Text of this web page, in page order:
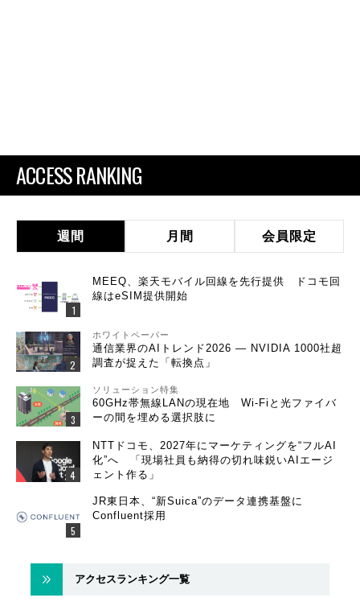
ACCESS RANKING
週間 月間 会員限定
MEEQ、楽天モバイル回線を先行提供 ドコモ回
線はeSIM提供開始
ホワイトペーパー
通信業界のAIトレンド2026 ― NVIDIA 1000社超
調査が捉えた「転換点」
ソリューション特集
60GHz帯無線LANの現在地 Wi-Fiと光ファイバ
ーの間を埋める選択肢に
NTTドコモ、2027年にマーケティングを“フルAI
化”へ 「現場社員も納得の切れ味鋭いAIエージ
ェント作る」
JR東日本、“新Suica”のデータ連携基盤に
Confluent採用
アクセスランキング一覧